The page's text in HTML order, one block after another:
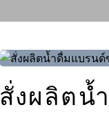
สั่งผลิตน้